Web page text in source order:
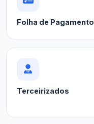
Folha de Pagamento
Terceirizados